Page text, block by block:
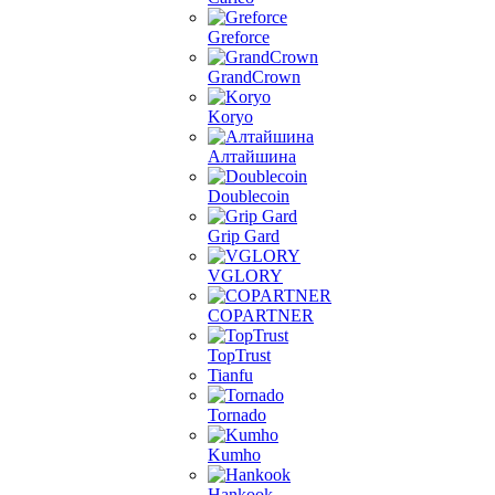
Greforce
GrandCrown
Koryo
Алтайшина
Doublecoin
Grip Gard
VGLORY
COPARTNER
TopTrust
Tianfu
Tornado
Kumho